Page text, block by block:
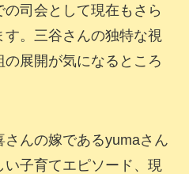
司会として現在もさら
。三谷さんの独特な視
展開が気になるところ
んの嫁であるyumaさん
い子育てエピソード、現